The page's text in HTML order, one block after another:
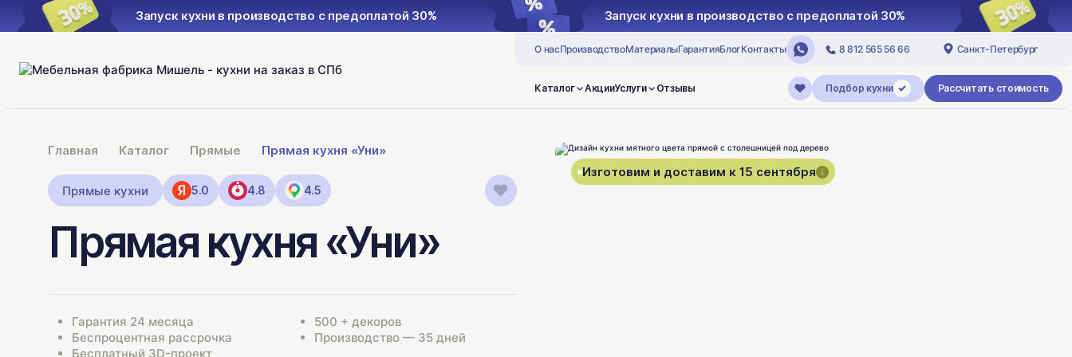
Запуск кухни в производство с предоплатой 30% Запуск кухни в производство с предоплатой 30%
О насПроизводствоМатериалыГарантияБлогКонтакты 8 812 565 56 66 Санкт-Петербург
Каталог АкцииУслуги Отзывы Подбор кухни Рассчитать стоимость
Главная Каталог Прямые Прямая кухня «Уни»
Прямые кухни 5.0 4.8 4.5
Прямая кухня «Уни»
Гарантия 24 месяца
500 + декоров
Беспроцентная рассрочка
Производство — 35 дней
Бесплатный 3D-проект
Изготовим и доставим к 15 сентября